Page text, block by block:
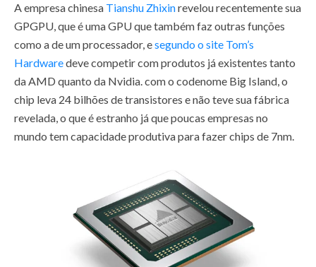
A empresa chinesa Tianshu Zhixinrevelou recentemente sua
GPGPU, que é uma GPU que também faz outras funções
como a de um processador, esegundo o site Tom’s
Hardwaredeve competir com produtos já existentes tanto
da AMD quanto da Nvidia. com o codenome Big Island, o
chip leva 24 bilhões de transistores e não teve sua fábrica
revelada, o que é estranho já que poucas empresas no
mundo tem capacidade produtiva para fazer chips de 7nm.